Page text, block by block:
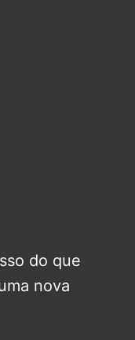
do que
nova